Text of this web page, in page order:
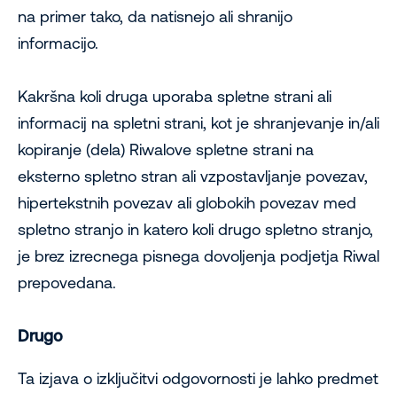
na primer tako, da natisnejo ali shranijo
informacijo.
Kakršna koli druga uporaba spletne strani ali
informacij na spletni strani, kot je shranjevanje in/ali
kopiranje (dela) Riwalove spletne strani na
eksterno spletno stran ali vzpostavljanje povezav,
hipertekstnih povezav ali globokih povezav med
spletno stranjo in katero koli drugo spletno stranjo,
je brez izrecnega pisnega dovoljenja podjetja Riwal
prepovedana.
Drugo
Ta izjava o izključitvi odgovornosti je lahko predmet